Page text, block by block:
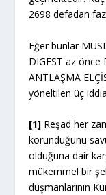
2698 defadan
Eğer bunlar
DIGEST az önce
ANTLAŞMA
yöneltilen üç
[1] Reşad her
korunduğunu
olduğuna dair
mükemmel bir
düşmanlarının